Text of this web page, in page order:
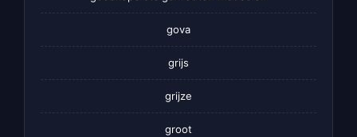
gova
grijs
grijze
groot